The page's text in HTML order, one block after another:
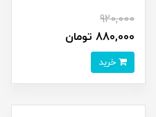
920,000
880,000 تومان